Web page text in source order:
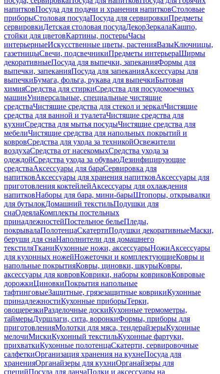
напитковПосуда для подачи и хранения напитковСтоловые
приборыСтоловая посудаПосуда для сервировкиПредметы
сервировкиДетская столовая посудаДекорЗеркалаКашпо,
стойки для цветовКартины, постерыЧасы
интерьерныеИскусственные цветы, растенияВазыКлючницы,
газетницыСвечи, подсвечникиПредметы интерьераШирмы
декоративныеПосуда для выпечки, запеканияФормы для
выпечки, запеканияПосуда для запеканияАксессуары для
выпечкиБумага, фольга, рукава для выпечкиБытовая
химияСредства для стиркиСредства для посудомоечных
машинУниверсальные, специальные чистящие
средстваЧистящие средства для стекол и зеркалЧистящие
средства для ванной и туалетаЧистящие средства для
кухниСредства для мытья посудыЧистящие средства для
мебелиЧистящие средства для напольных покрытий и
ковровСредства для ухода за техникойОсвежители
воздухаСредства от насекомыхСредства ухода за
одеждойСредства ухода за обувьюДезинфицирующие
средстваАксессуары для бараСервировка для
напитковАксессуары для хранения напитковАксессуары для
приготовления коктейлейАксессуары для охлаждения
напитковНаборы для бара, мини-барыШтопоры, открывалки
для бутылокДомашний текстильПодушки для
снаОдеялаКомплекты постельных
принадлежностейПостельное бельеПледы,
покрывалаПолотенцаСкатертиПодушки декоративныеМаски,
беруши для снаНаполнители для домашнего
текстиляТканиКухонные ножи, аксессуарыНожиАксессуары
для кухонных ножейНожеточки и комплектующиеКовры и
напольные покрытияКовры, циновки, шкурыКовры,
аксессуары для ковровКоврики, наборы ковриковКовровые
дорожкиЦиновкиПокрытия напольные
тафтинговыеЗащитные, грязезащитные коврикиКухонные
принадлежностиКухонные приборыТерки,
овощерезкиРазделочные доскиКухонные термометры,
таймерыДуршлаги, сита, воронкиФормы, приборы для
приготовленияМолотки для мяса, тендерайзерыКухонные
мелочиМискиКухонный текстильКухонные фартуки,
прихваткиКухонные полотенцаСкатерти, сервировочные
салфеткиОрганизация хранения на кухнеПосуда для
храненияОрганайзеры для кухниОрганайзеры для
специйПосуда для ланчаПолки и аксессуары на